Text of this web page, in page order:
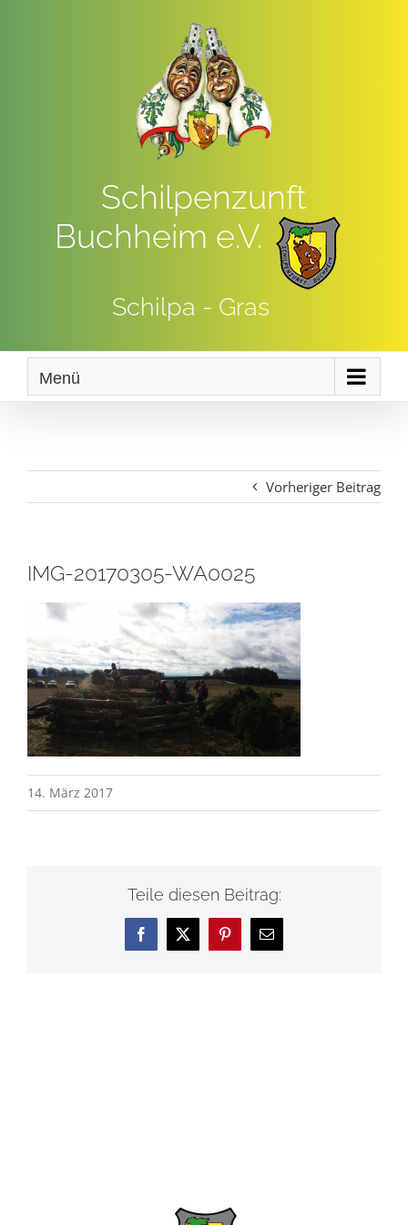
Schilpenzunft
Buchheim e.V.
Schilpa - Gras
Menü
Vorheriger Beitrag
IMG-20170305-WA0025
14. März 2017
Teile diesen Beitrag:
Facebook
X Pinterest
E-
Mail